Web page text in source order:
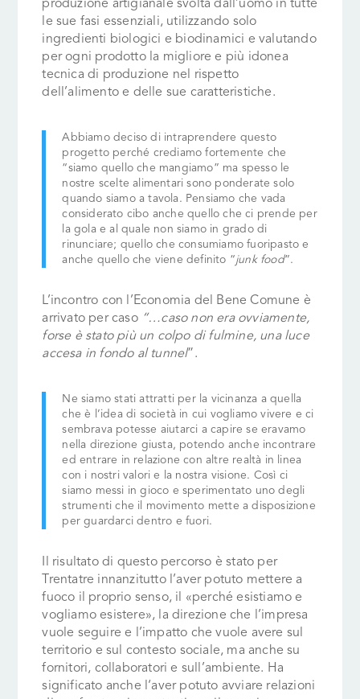
produzione artigianale svolta dall’uomo in tutte
le sue fasi essenziali, utilizzando solo
ingredienti biologici e biodinamici e valutando
per ogni prodotto la migliore e più idonea
tecnica di produzione nel rispetto
dell’alimento e delle sue caratteristiche.
Abbiamo deciso di intraprendere questo
progetto perché crediamo fortemente che
“siamo quello che mangiamo” ma spesso le
nostre scelte alimentari sono ponderate solo
quando siamo a tavola. Pensiamo che vada
considerato cibo anche quello che ci prende per
la gola e al quale non siamo in grado di
rinunciare; quello che consumiamo fuoripasto e
anche quello che viene definito “junk food”.
L’incontro con l’Economia del Bene Comune è
arrivato per caso “…caso non era ovviamente,
forse è stato più un colpo di fulmine, una luce
accesa in fondo al tunnel”.
Ne siamo stati attratti per la vicinanza a quella
che è l’idea di società in cui vogliamo vivere e ci
sembrava potesse aiutarci a capire se eravamo
nella direzione giusta, potendo anche incontrare
ed entrare in relazione con altre realtà in linea
con i nostri valori e la nostra visione. Così ci
siamo messi in gioco e sperimentato uno degli
strumenti che il movimento mette a disposizione
per guardarci dentro e fuori.
Il risultato di questo percorso è stato per
Trentatre innanzitutto l’aver potuto mettere a
fuoco il proprio senso, il «perché esistiamo e
vogliamo esistere», la direzione che l’impresa
vuole seguire e l’impatto che vuole avere sul
territorio e sul contesto sociale, ma anche su
fornitori, collaboratori e sull’ambiente. Ha
significato anche l‘aver potuto avviare relazioni